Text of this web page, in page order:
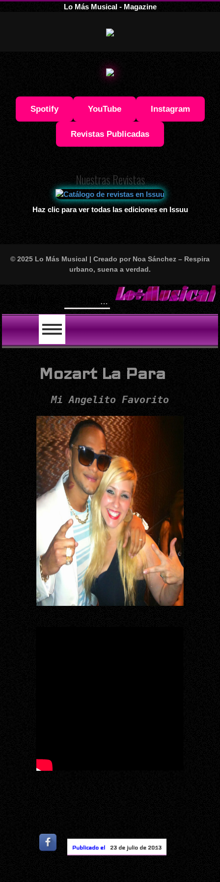
Lo Más Musical - Magazine
Spotify YouTube Instagram
Revistas Publicadas
Nuestras Revistas
Haz clic para ver todas las ediciones en Issuu
© 2025 Lo Más Musical | Creado por Noa Sánchez – Respira
urbano, suena a verdad.
LO ÚLTIMO
Mozart La Para
Mi Angelito Favorito
Publicado el 23 de julio de 2013